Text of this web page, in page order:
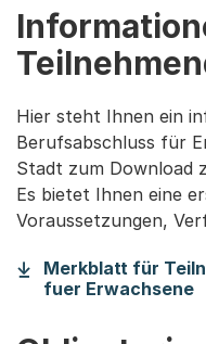
Hier steht Ihnen ein
Berufsabschluss für
Stadt zum Download
Es bietet Ihnen eine
Voraussetzungen,
Merkblatt für
fuer Erwachsene